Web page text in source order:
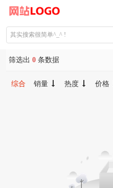
筛选出 0 条数据
综合 销量 热度 价格